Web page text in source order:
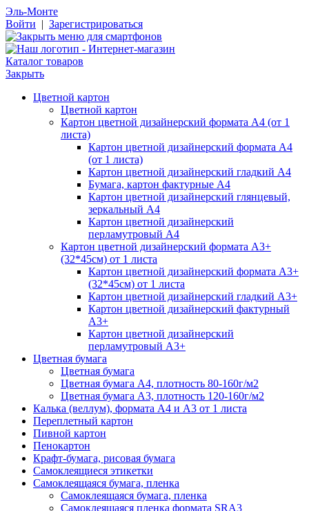
Эль-Монте
Войти | Зарегистрироваться
Каталог товаров
Закрыть
Цветной картон
Цветной картон
Картон цветной дизайнерский формата А4 (от 1
листа)
Картон цветной дизайнерский формата А4
(от 1 листа)
Картон цветной дизайнерский гладкий А4
Бумага, картон фактурные А4
Картон цветной дизайнерский глянцевый,
зеркальный А4
Картон цветной дизайнерский
перламутровый А4
Картон цветной дизайнерский формата А3+
(32*45см) от 1 листа
Картон цветной дизайнерский формата А3+
(32*45см) от 1 листа
Картон цветной дизайнерский гладкий А3+
Картон цветной дизайнерский фактурный
А3+
Картон цветной дизайнерский
перламутровый А3+
Цветная бумага
Цветная бумага
Цветная бумага А4, плотность 80-160г/м2
Цветная бумага А3, плотность 120-160г/м2
Калька (веллум), формата А4 и А3 от 1 листа
Переплетный картон
Пивной картон
Пенокартон
Крафт-бумага, рисовая бумага
Самоклеящиеся этикетки
Самоклеящаяся бумага, пленка
Самоклеящаяся бумага, пленка
Самоклеящаяся пленка формата SRА3